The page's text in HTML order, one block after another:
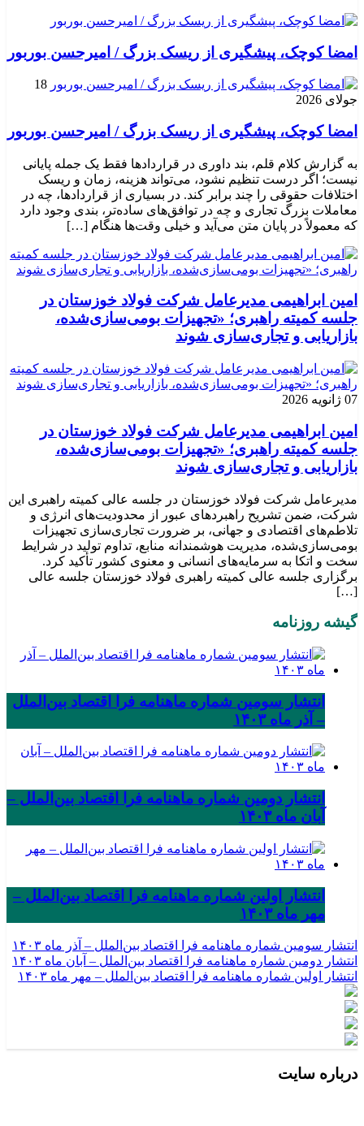
امضا کوچک، پیشگیری از ریسک بزرگ / امیرحسن بوربور
18
جولای 2026
امضا کوچک، پیشگیری از ریسک بزرگ / امیرحسن بوربور
به گزارش کلام قلم، بند داوری در قراردادها فقط یک جمله پایانی
نیست؛ اگر درست تنظیم نشود، می‌تواند هزینه، زمان و ریسک
اختلافات حقوقی را چند برابر کند. در بسیاری از قراردادها، چه در
معاملات بزرگ تجاری و چه در توافق‌های ساده‌تر، بندی وجود دارد
که معمولاً در پایان متن می‌آید و خیلی وقت‌ها هنگام […]
امین ابراهیمی مدیرعامل شرکت فولاد خوزستان در
جلسه کمیته راهبری؛ «تجهیزات بومی‌سازی‌شده،
بازاریابی و تجاری‌سازی شوند
07 ژانویه 2026
امین ابراهیمی مدیرعامل شرکت فولاد خوزستان در
جلسه کمیته راهبری؛ «تجهیزات بومی‌سازی‌شده،
بازاریابی و تجاری‌سازی شوند
مدیرعامل شرکت فولاد خوزستان در جلسه عالی کمیته راهبری این
شرکت، ضمن تشریح راهبردهای عبور از محدودیت‌های انرژی و
تلاطم‌های اقتصادی و جهانی، بر ضرورت تجاری‌سازی تجهیزات
بومی‌سازی‌شده، مدیریت هوشمندانه منابع، تداوم تولید در شرایط
سخت و اتکا به سرمایه‌های انسانی و معنوی کشور تأکید کرد.
برگزاری جلسه عالی کمیته راهبری فولاد خوزستان جلسه عالی
[…]
گیشه روزنامه
انتشار سومین شماره ماهنامه فرا اقتصاد بین‌الملل
– آذر ماه ۱۴۰۳
انتشار دومین شماره ماهنامه فرا اقتصاد بین‌الملل –
آبان ماه ۱۴۰۳
انتشار اولین شماره ماهنامه فرا اقتصاد بین‌الملل –
مهر ماه ۱۴۰۳
انتشار سومین شماره ماهنامه فرا اقتصاد بین‌الملل – آذر ماه ۱۴۰۳
انتشار دومین شماره ماهنامه فرا اقتصاد بین‌الملل – آبان ماه ۱۴۰۳
انتشار اولین شماره ماهنامه فرا اقتصاد بین‌الملل – مهر ماه ۱۴۰۳
درباره سایت